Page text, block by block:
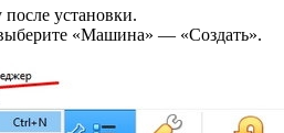
установки.
«Машина» — «Создать».